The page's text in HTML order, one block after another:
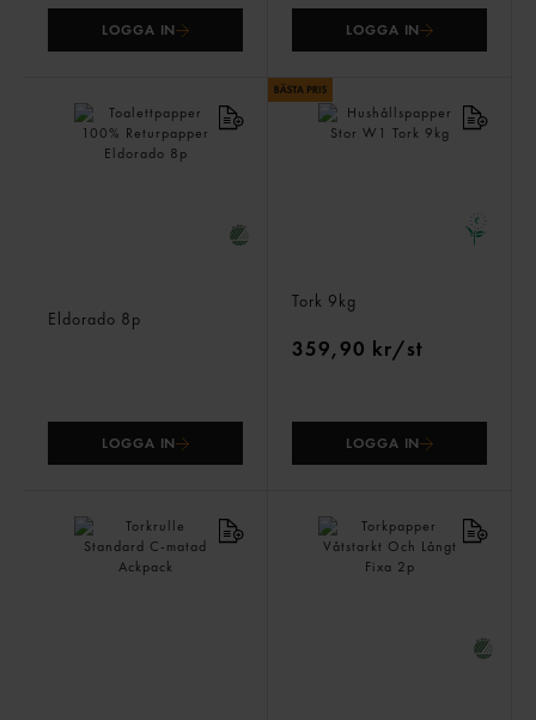
LOGGA IN LOGGA IN
Eldorado 8p
LOGGA IN
Tork 9kg
359,90 kr/st
LOGGA IN